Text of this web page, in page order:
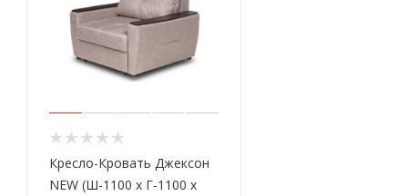
Кресло-Кровать Джексон
NEW (Ш-1100 х Г-1100 х